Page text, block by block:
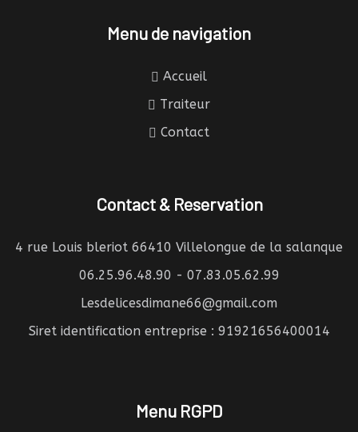
Menu de navigation
Accueil
Traiteur
Contact
Contact & Reservation
4 rue Louis bleriot 66410 Villelongue de la salanque
06.25.96.48.90 - 07.83.05.62.99
Lesdelicesdimane66@gmail.com
Siret identification entreprise : 91921656400014
Menu RGPD